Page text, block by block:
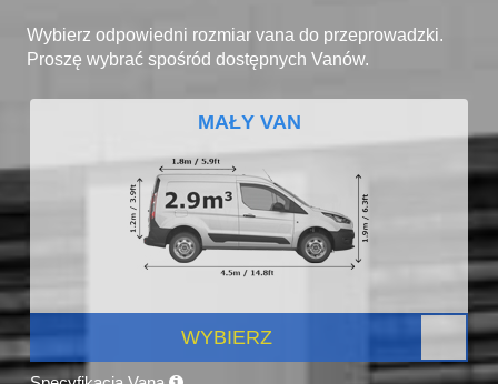
Wybierz odpowiedni rozmiar vana do przeprowadzki.
Proszę wybrać spośród dostępnych Vanów.
MAŁY VAN
WYBIERZ